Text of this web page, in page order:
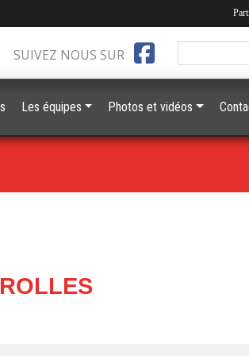
SUIVEZ NOUS SUR
Les équipes Photos et vidéos